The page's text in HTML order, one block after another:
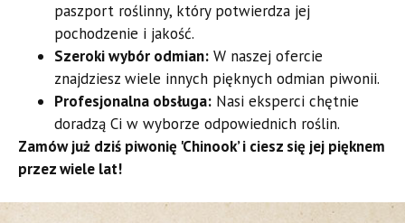
paszport roślinny, który potwierdza jej
pochodzenie i jakość.
Szeroki wybór odmian: W naszej ofercie
znajdziesz wiele innych pięknych odmian piwonii.
Profesjonalna obsługa: Nasi eksperci chętnie
doradzą Ci w wyborze odpowiednich roślin.
Zamów już dziś piwonię 'Chinook’ i ciesz się jej pięknem
przez wiele lat!